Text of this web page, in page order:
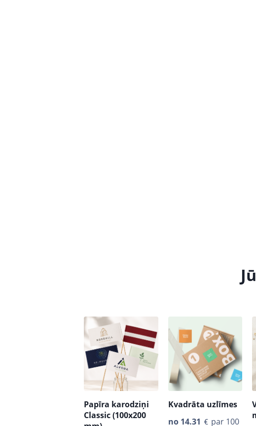
Papīra karodziņi
Classic (100x200
Kvadrāta uzlīmes
no 14.31
par 100